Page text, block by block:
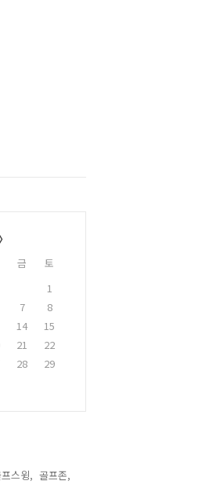
금
토
1
7
8
14
15
21
22
28
29
스윙, 골프존,